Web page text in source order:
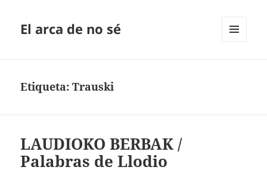
El arca de no sé
Etiqueta:Trauski
LAUDIOKO BERBAK /
Palabras de Llodio